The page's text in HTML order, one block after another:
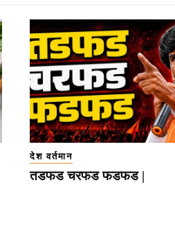
देश वर्तमान
तडफड चरफड फडफड |